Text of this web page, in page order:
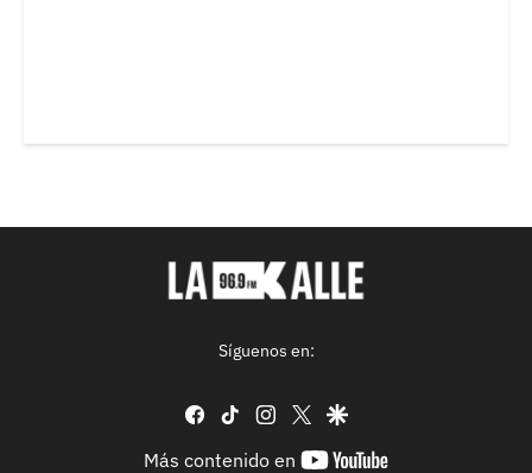
Síguenos en:
facebook
tiktok instagram
twittergoogle
Más contenido en
youtube-